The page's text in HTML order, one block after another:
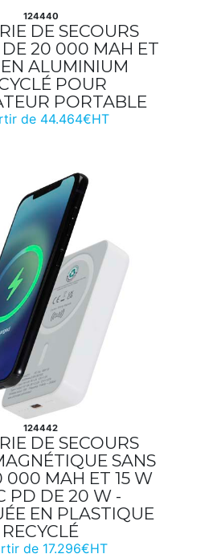
124440
DE SECOURS
20 000 MAH ET
ALUMINIUM
POUR
PORTABLE
de 44.464€HT
124442
DE SECOURS
SANS
000 MAH ET 15 W
PD DE 20 W -
EN PLASTIQUE
RECYCLÉ
de 17.296€HT